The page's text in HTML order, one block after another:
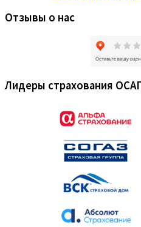
Отзывы о нас
Лидеры страхования